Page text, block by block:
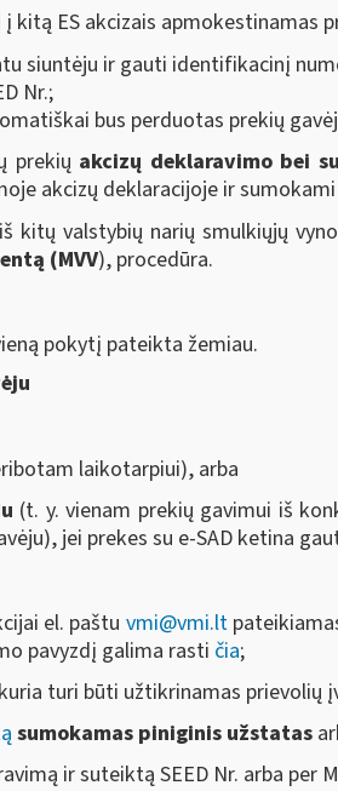
į kitą ES akcizais apmokestinamas
siuntėju ir gauti identifikacinį
Nr.;
bus perduotas prekių
prekių akcizų deklaravimo bei
akcizų deklaracijoje ir sumokami
kitų valstybių narių smulkiųjų
(MVV), procedūra.
pokytį pateikta žemiau.
laikotarpiui), arba
(t. y. vienam prekių gavimui iš
jei prekes su e-SAD ketina
el. paštu vmi@vmi.lt
pavyzdį galima rasti čia;
turi būti užtikrinamas prievolių
sumokamas piniginis užstatas
ir suteiktą SEED Nr. arba